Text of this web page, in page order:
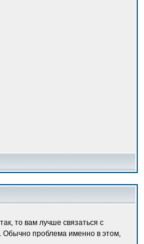
то вам лучше связаться с
Обычно проблема именно в этом,